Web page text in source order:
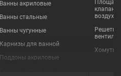
Ванны акриловые
Ванны стальные
Ванны чугунные
Карнизы для ванной
Поддоны акриловые
клапаны
Решетки
Хомуты